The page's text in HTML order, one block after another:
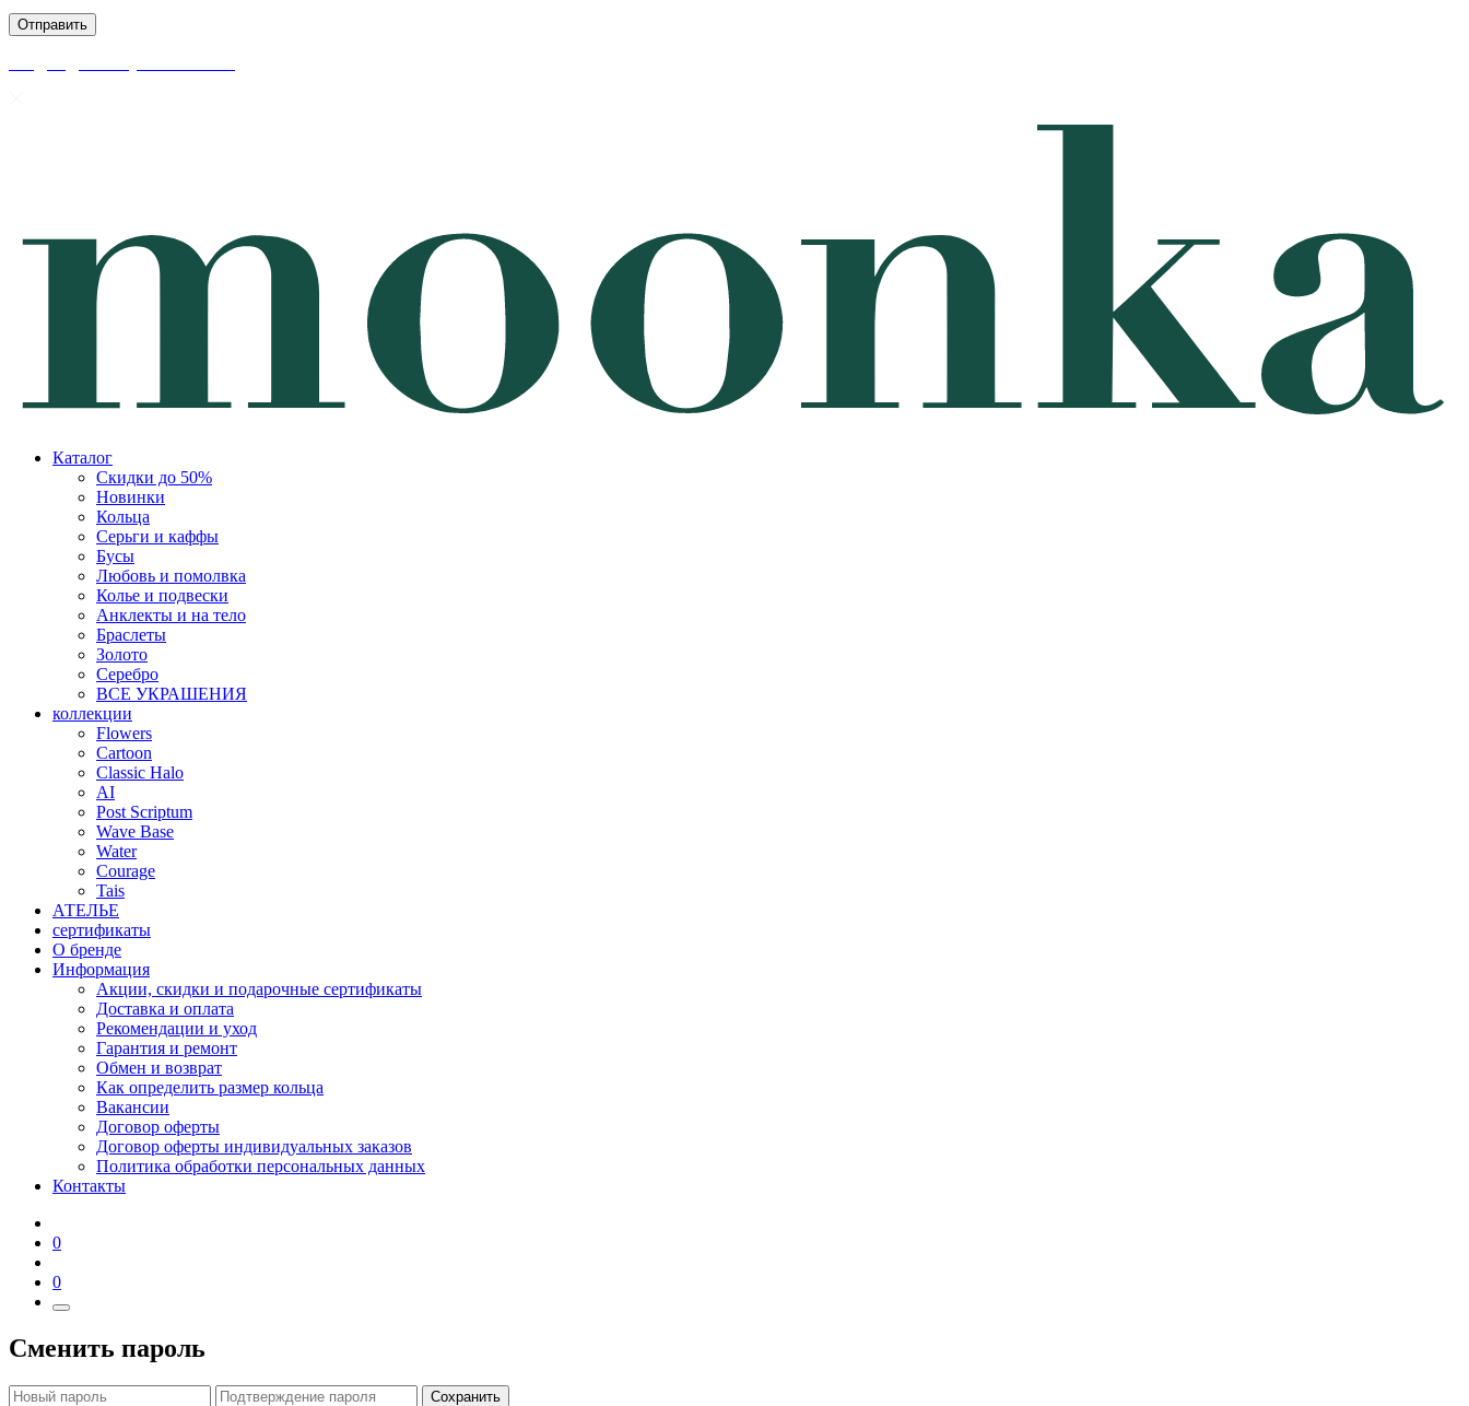
Каталог
Скидки до 50%
Новинки
Кольца
Серьги и каффы
Бусы
Любовь и помолвка
Колье и подвески
Анклекты и на тело
Браслеты
Золото
Серебро
ВСЕ УКРАШЕНИЯ
коллекции
Flowers
Cartoon
Classic Halo
AI
Post Scriptum
Wave Base
Water
Courage
Tais
АТЕЛЬЕ
сертификаты
О бренде
Информация
Акции, скидки и подарочные сертификаты
Доставка и оплата
Рекомендации и уход
Гарантия и ремонт
Обмен и возврат
Как определить размер кольца
Вакансии
Договор оферты
Договор оферты индивидуальных заказов
Политика обработки персональных данных
Контакты
0
0
Сменить пароль
Сохранить